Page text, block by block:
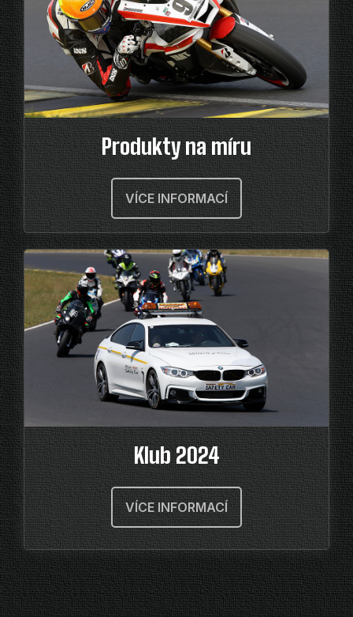
Produkty na míru
VÍCE INFORMACÍ
Klub 2024
VÍCE INFORMACÍ